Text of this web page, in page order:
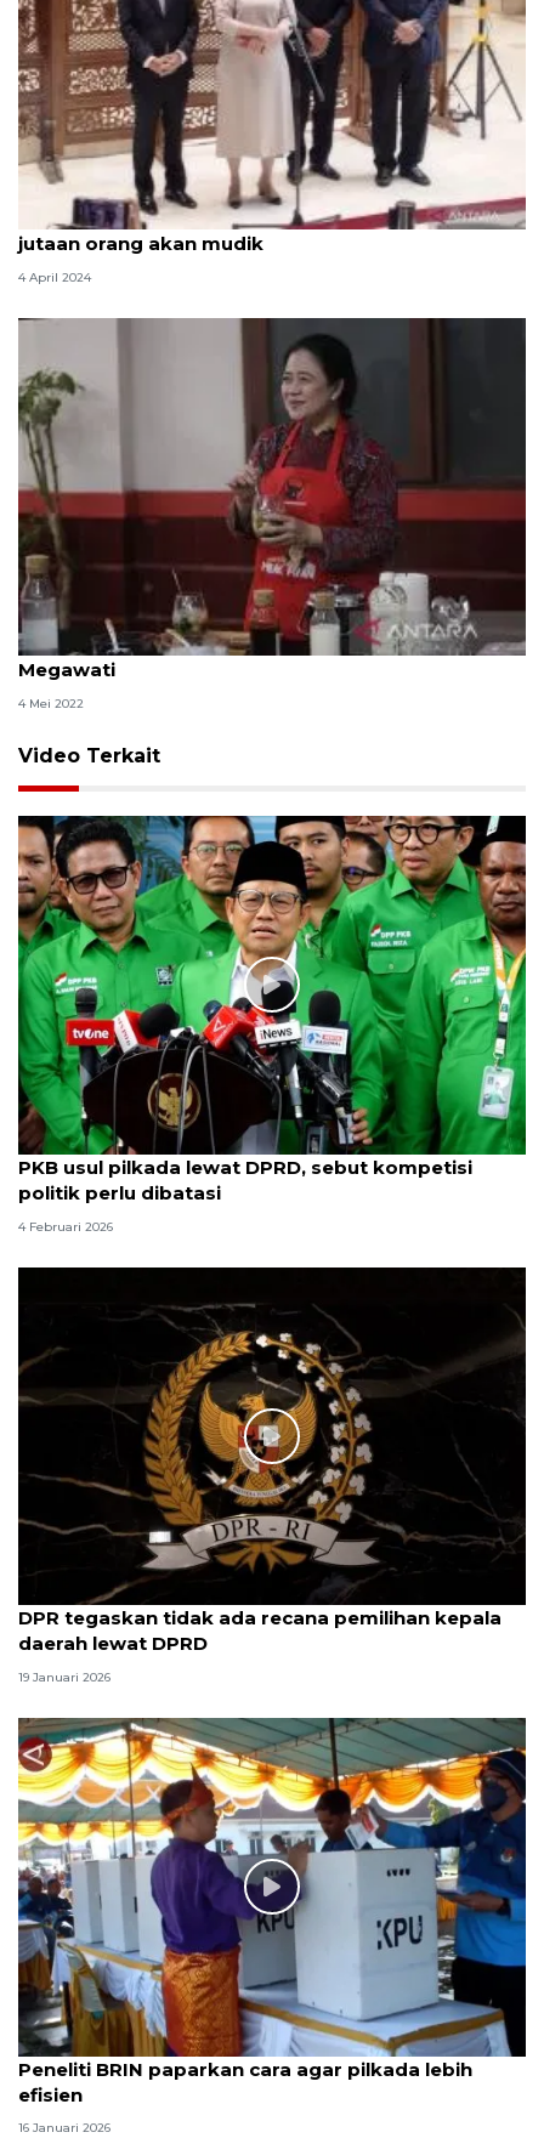
Ketua DPR ingatkan pemudik berhati-hati karena
jutaan orang akan mudik
4 April 2024
Puan bagikan resep rendang ayam buatan
Megawati
4 Mei 2022
Video Terkait
PKB usul pilkada lewat DPRD, sebut kompetisi
politik perlu dibatasi
4 Februari 2026
DPR tegaskan tidak ada recana pemilihan kepala
daerah lewat DPRD
19 Januari 2026
Peneliti BRIN paparkan cara agar pilkada lebih
efisien
16 Januari 2026